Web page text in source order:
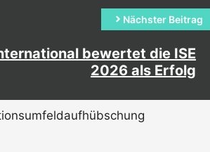
Nächster Beitrag
bewertet die ISE
2026 als Erfolg